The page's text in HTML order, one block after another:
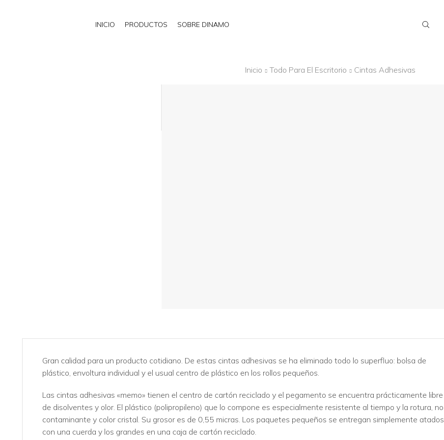
INICIO PRODUCTOS SOBRE DINAMO
Inicio Todo Para El Escritorio Cintas Adhesivas
Gran calidad para un producto cotidiano. De estas cintas adhesivas se ha eliminado todo lo superfluo: bolsa de
plástico, envoltura individual y el usual centro de plástico en los rollos pequeños.
Las cintas adhesivas «memo» tienen el centro de cartón reciclado y el pegamento se encuentra prácticamente libre
de disolventes y olor. El plástico (polipropileno) que lo compone es especialmente resistente al tiempo y la rotura, no
contaminante y color cristal. Su grosor es de 0,55 micras. Los paquetes pequeños se entregan simplemente atados
con una cuerda y los grandes en una caja de cartón reciclado.